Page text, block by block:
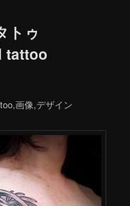
トゥ
tattoo
画像,デザイン